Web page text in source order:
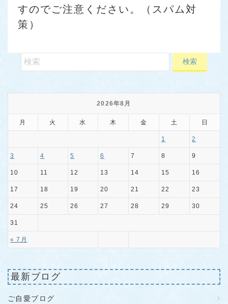
すのでご注意ください。（スパム対
策）
2026年8月
月 火 水 木 金 土 日
« 7月
1 2
3 4 5 6 7 8 9
10 11 12 13 14 15 16
17 18 19 20 21 22 23
24 25 26 27 28 29 30
31
最新ブログ
ご自愛ブログ